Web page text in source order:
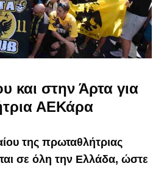
και στην Άρτα για
ΑΕΚάρα
της πρωταθλήτριας
σε όλη την Ελλάδα, ώστε